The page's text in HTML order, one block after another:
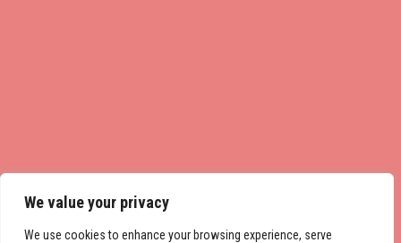
We value your privacy
We use cookies to enhance your browsing experience, serve